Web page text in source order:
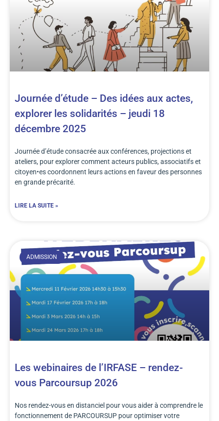
Journée d’étude – Des idées aux actes,
explorer les solidarités – jeudi 18
décembre 2025
Journée d’étude consacrée aux conférences, projections et
ateliers, pour explorer comment acteurs publics, associatifs et
citoyen•es coordonnent leurs actions en faveur des personnes
en grande précarité.
LIRE LA SUITE »
ADMISSION
Les webinaires de l’IRFASE – rendez-
vous Parcoursup 2026
Nos rendez-vous en distanciel pour vous aider à comprendre le
fonctionnement de PARCOURSUP pour optimiser votre